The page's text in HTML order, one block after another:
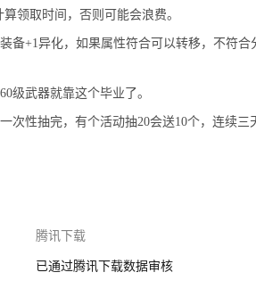
领取时间，否则可能会浪费。
备+1异化，如果属性符合可以转移，不符合
级武器就靠这个毕业了。
次性抽完，有个活动抽20会送10个，连续三
腾讯下载
已通过腾讯下载数据审核